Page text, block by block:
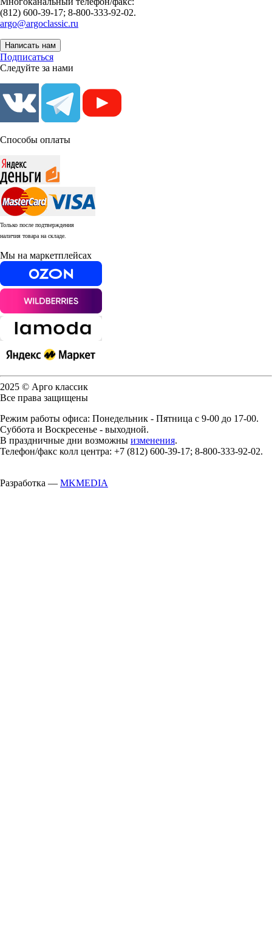
(812) 600-39-17; 8-800-333-92-02.
argo@argoclassic.ru
Написать нам
Подписаться
Следуйте за нами
Способы оплаты
Только после подтверждения
наличия товара на складе.
Мы на маркетплейсах
2025 © Арго классик
Все права защищены
Режим работы офиса: Понедельник - Пятница с 9-00 до 17-00.
Суббота и Воскресенье - выходной.
В праздничные дни возможны изменения.
Телефон/факс колл центра: +7 (812) 600-39-17; 8-800-333-92-02.
Разработка — MKMEDIA